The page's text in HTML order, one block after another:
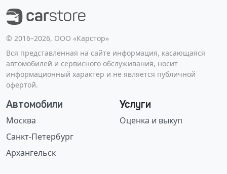
©️ 2016–2026, ООО «Карстор»
Вся представленная на сайте информация, касающаяся
автомобилей и сервисного обслуживания, носит
информационный характер и не является публичной
офертой.
Автомобили
Москва
Санкт-Петербург
Архангельск
Услуги
Оценка и выкуп